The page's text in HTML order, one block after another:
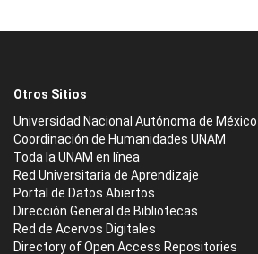
Otros Sitios
Universidad Nacional Autónoma de México
Coordinación de Humanidades UNAM
Toda la UNAM en línea
Red Universitaria de Aprendizaje
Portal de Datos Abiertos
Dirección General de Bibliotecas
Red de Acervos Digitales
Directory of Open Access Repositories